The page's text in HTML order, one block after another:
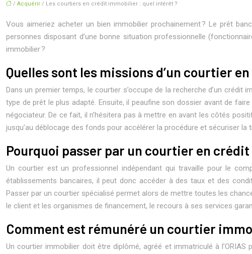
/ Acquérir / Les courtiers en crédit immobilier : quel intérêt ?
Vous aimeriez acheter un bien immobilier prochainement ? Le prêt
personnes disposant d’une bonne situation professionnelle
immobilier ?
Quelles sont les missions d’un courtier
Dans un premier temps, le courtier s’occupe de la recherche d’un
type de prêt le plus adapté. Ensuite, il peaufine son dossier avant de
négociateur. De ce fait, il n’hésitera pas à mettre en avant les côtés
jusqu’au déblocage des fonds pour accélérer la procédure et sécuriser la
Pourquoi passer par un courtier en
Un courtier est un professionnel indépendant qui travaille pour le
établissements bancaires, il peut donc accéder à des taux et des
Passer par un courtier spécialisé permet alors de mettre toutes les
le client et les organismes de financement, le recours à ses services
Comment est rémunéré un courtier
Un courtier immobilier doit être diplômé, agréé et immatriculé à